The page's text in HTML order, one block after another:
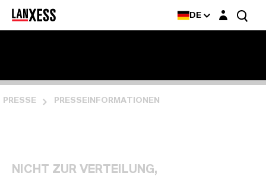
DE Login-Maske
PRESSE PRESSEINFORMATIONEN
NICHT ZUR VERTEILUNG,